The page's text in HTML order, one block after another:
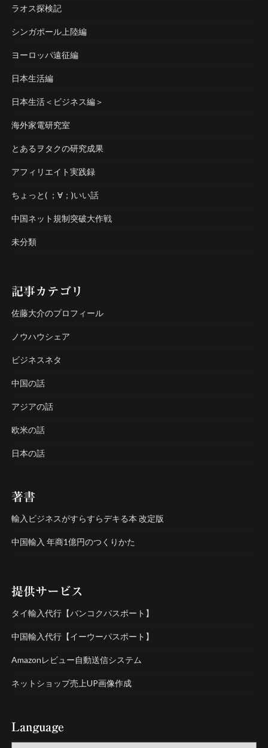
ラオス探検記
シンガポール上陸編
ヨーロッパ遠征編
日本生活編
日本生活＜ビジネス編＞
海外家電研究室
とあるヲタクの研究成果
アフィリエイト実践録
ちょっと( ；∀；)いい話
中国ネット規制突破大作戦
未分類
記事カテゴリ
佐藤大介のプロフィール
ノウハウシェア
ビジネスネタ
中国の話
アジアの話
欧米の話
日本の話
著書
輸入ビジネスがすらすらデキる本 改定版
中国輸入 年商1億円のつくりかた
提供サービス
タイ輸入代行【バンコクパスポート】
中国輸入代行【イーウーパスポート】
Amazonレビュー自動送信システム
ネットショップ売上UP画像作成
Language